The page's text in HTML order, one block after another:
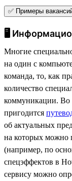
✅ Примеры
🖥
Многие
на один с
команда, то, как
количество
коммуникации. Во
пригодится
об актуальных
на которых можно
(например, по
спецэффектов в
сервису можно